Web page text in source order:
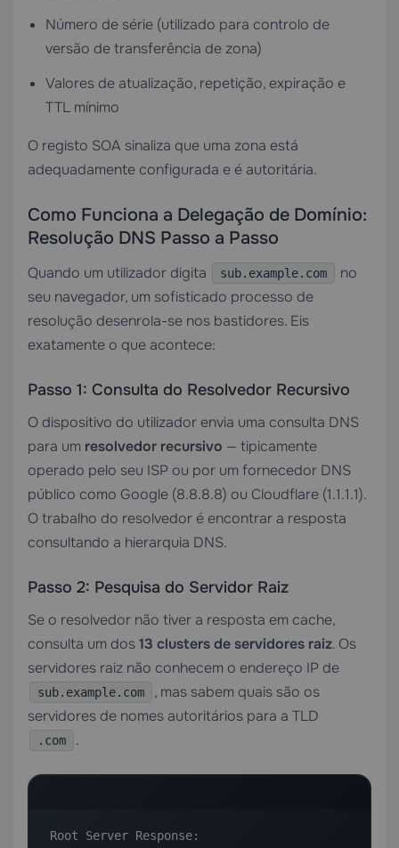
Número de série (utilizado para controlo de
versão de transferência de zona)
Valores de atualização, repetição, expiração e
TTL mínimo
O registo SOA sinaliza que uma zona está
adequadamente configurada e é autoritária.
Como Funciona a Delegação de Domínio:
Resolução DNS Passo a Passo
Quando um utilizador digita sub.example.com
no
seu navegador, um sofisticado processo de
resolução desenrola-se nos bastidores. Eis
exatamente o que acontece:
Passo 1: Consulta do Resolvedor Recursivo
O dispositivo do utilizador envia uma consulta DNS
para um resolvedor recursivo — tipicamente
operado pelo seu ISP ou por um fornecedor DNS
público como Google (8.8.8.8) ou Cloudflare (1.1.1.1).
O trabalho do resolvedor é encontrar a resposta
consultando a hierarquia DNS.
Passo 2: Pesquisa do Servidor Raiz
Se o resolvedor não tiver a resposta em cache,
consulta um dos13 clusters de servidores raiz. Os
servidores raiz não conhecem o endereço IP de
sub.example.com
, mas sabem quais são os
servidores de nomes autoritários para a TLD
.com .
Root Server Response: